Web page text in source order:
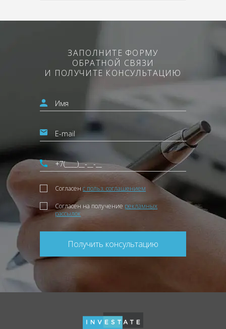
ЗАПОЛНИТЕ ФОРМУ
ОБРАТНОЙ СВЯЗИ
И ПОЛУЧИТЕ КОНСУЛЬТАЦИЮ
Согласен с польз. соглашением
Согласен на получение рекламных
рассылок
Получить консультацию